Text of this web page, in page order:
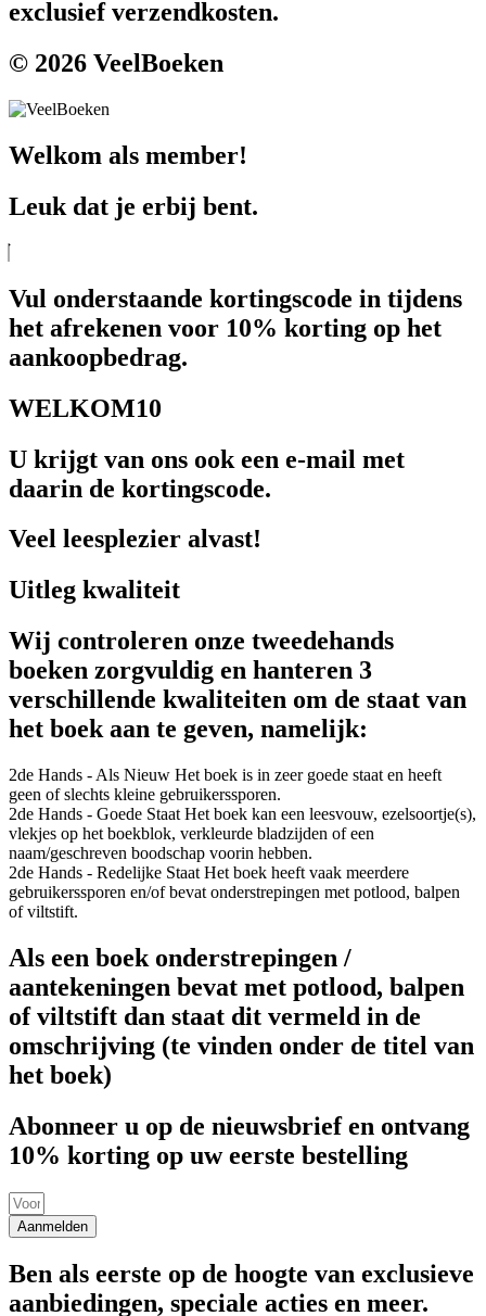
exclusief verzendkosten.
© 2026 VeelBoeken
Welkom als member!
Leuk dat je erbij bent.
Vul onderstaande kortingscode in tijdens
het afrekenen voor 10% korting op het
aankoopbedrag.
WELKOM10
U krijgt van ons ook een e-mail met
daarin de kortingscode.
Veel leesplezier alvast!
Uitleg kwaliteit
Wij controleren onze tweedehands
boeken zorgvuldig en hanteren 3
verschillende kwaliteiten om de staat van
het boek aan te geven, namelijk:
2de Hands - Als Nieuw Het boek is in zeer goede staat en heeft
geen of slechts kleine gebruikerssporen.
2de Hands - Goede Staat Het boek kan een leesvouw, ezelsoortje(s),
vlekjes op het boekblok, verkleurde bladzijden of een
naam/geschreven boodschap voorin hebben.
2de Hands - Redelijke Staat Het boek heeft vaak meerdere
gebruikerssporen en/of bevat onderstrepingen met potlood, balpen
of viltstift.
Als een boek onderstrepingen /
aantekeningen bevat met potlood, balpen
of viltstift dan staat dit vermeld in de
omschrijving (te vinden onder de titel van
het boek)
Abonneer u op de nieuwsbrief en ontvang
10% korting op uw eerste bestelling
Aanmelden
Ben als eerste op de hoogte van exclusieve
aanbiedingen, speciale acties en meer.